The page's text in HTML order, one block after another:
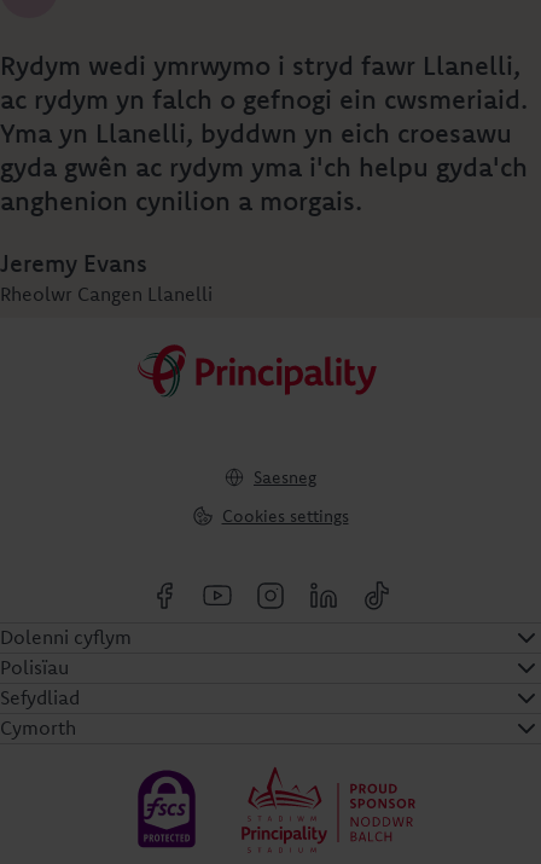
Rydym wedi ymrwymo i stryd fawr Llanelli,
ac rydym yn falch o gefnogi ein cwsmeriaid.
Yma yn Llanelli, byddwn yn eich croesawu
gyda gwên ac rydym yma i'ch helpu gyda'ch
anghenion cynilion a morgais.
Jeremy Evans
Rheolwr Cangen Llanelli
Saesneg
Cookies settings
Dolenni cyflym
Polisïau
Sefydliad
Cymorth